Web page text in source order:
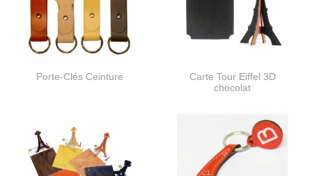
Porte-Clés Ceinture
Carte Tour Eiffel 3D
chocolat